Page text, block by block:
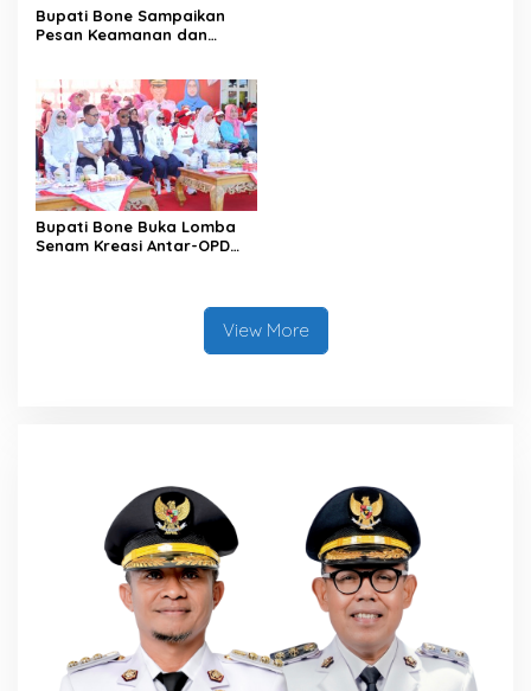
Bupati Bone Sampaikan
Pesan Keamanan dan
Bupati Bone Buka Lomba
Senam Kreasi Antar-OPD
View More